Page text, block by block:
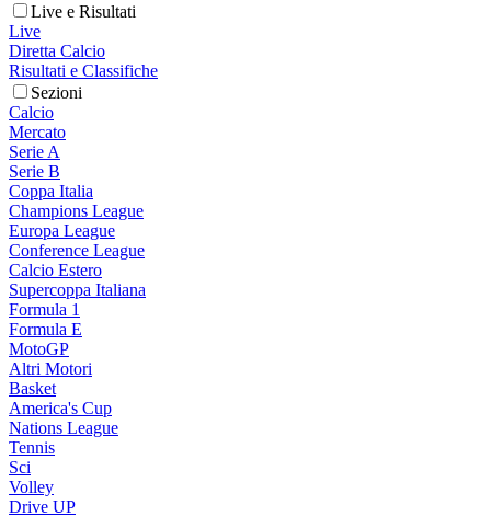
Live e Risultati
Live
Diretta Calcio
Risultati e Classifiche
Sezioni
Calcio
Mercato
Serie A
Serie B
Coppa Italia
Champions League
Europa League
Conference League
Calcio Estero
Supercoppa Italiana
Formula 1
Formula E
MotoGP
Altri Motori
Basket
America's Cup
Nations League
Tennis
Sci
Volley
Drive UP